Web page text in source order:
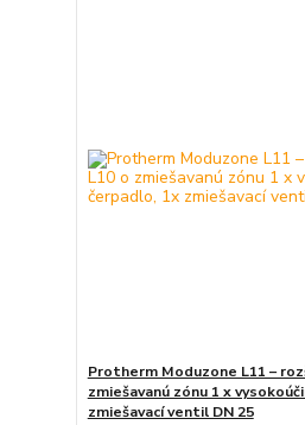
Protherm Moduzone L11 –
zmiešavanú zónu 1 x
zmiešavací ventil DN 25